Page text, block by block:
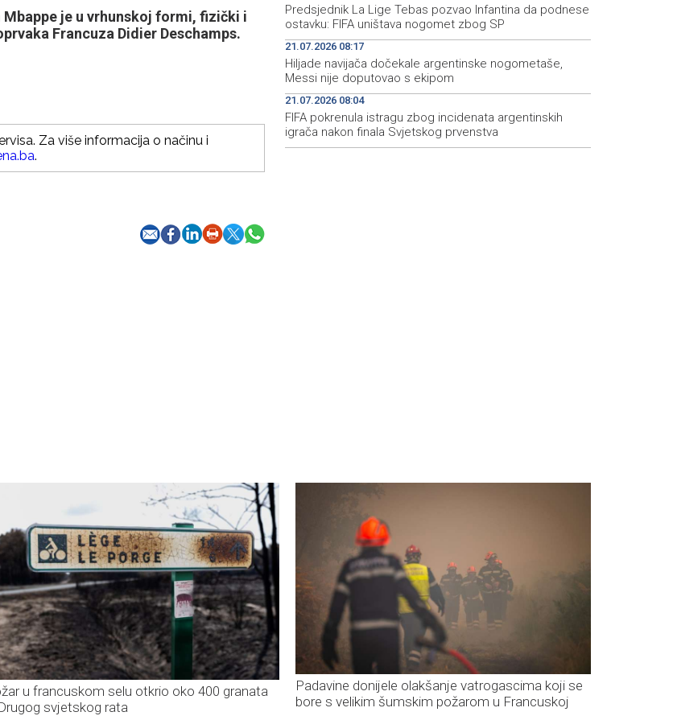
Mbappe je u vrhunskoj formi, fizički i
Francuza Didier Deschamps.
Za više informacija o načinu i
.
Predsjednik La Lige Tebas pozvao Infantina da podnese
ostavku: FIFA uništava nogomet zbog SP
21.07.2026 08:17
Hiljade navijača dočekale argentinske nogometaše,
Messi nije doputovao s ekipom
21.07.2026 08:04
FIFA pokrenula istragu zbog incidenata argentinskih
igrača nakon finala Svjetskog prvenstva
u francuskom selu otkrio oko 400 granata
svjetskog rata
Padavine donijele olakšanje vatrogascima koji se
bore s velikim šumskim požarom u Francuskoj